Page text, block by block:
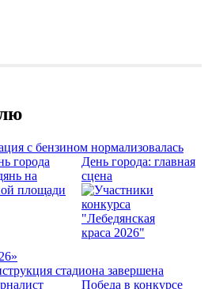
с бензином нормализовалась
День города: главная
сцена
стадиона завершена
Победа в конкурсе